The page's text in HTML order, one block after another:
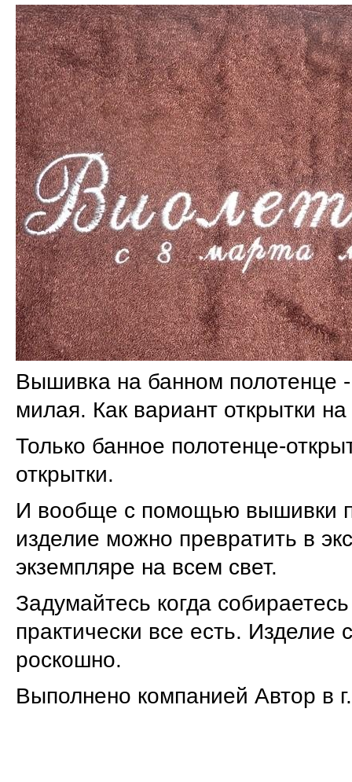
Вышивка на банном полотенце
милая. Как вариант открытки
Только банное полотенце-
открытки.
И вообще с помощью вышивки
изделие можно превратить в
экземпляре на всем свет.
Задумайтесь когда
практически все есть. Изделие
роскошно.
Выполнено компанией Автор в